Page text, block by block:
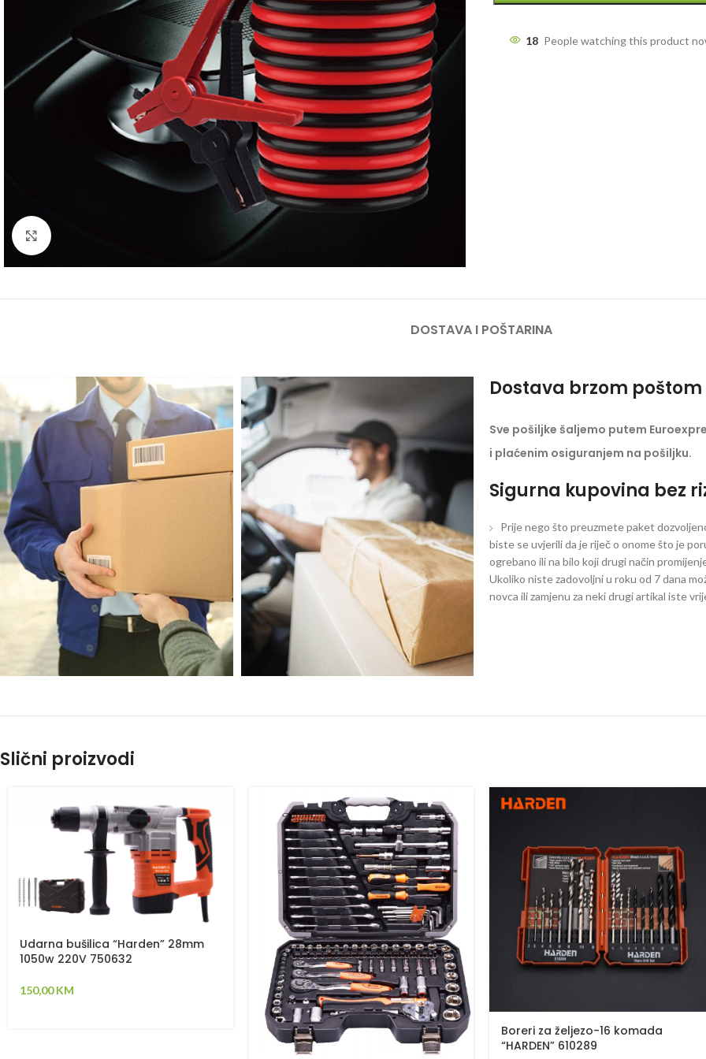
18 People watching this product
DOSTAVA I POŠTARINA
Dostava brzom
Sve pošiljke šaljemo putem
i plaćenim osiguranjem na pošiljku.
Sigurna kupovina bez
Prije nego što preuzmete paket
biste se uvjerili da je riječ o onome što je
ogrebano ili na bilo koji drugi način
Ukoliko niste zadovoljni u roku od 7 dana
novca ili zamjenu za neki drugi artikal iste
Slični proizvodi
Udarna bušilica “Harden” 28mm
1050w 220V 750632
150,00KM
Boreri za željezo-16 komada
“HARDEN” 610289